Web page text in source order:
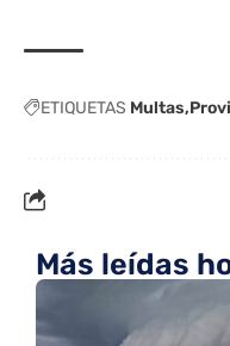
ETIQUETAS Multas
Más leídas